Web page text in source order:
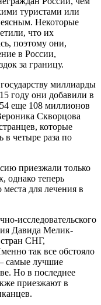
туристами или
Некоторые
что их
поэтому они,
в России,
за границу.
миллиарды
году они добавили в
еще 108 миллионов
Скворцова
которые
в четыре раза по
приезжали только
однако теперь
для лечения в
исследовательского
Давида Мелик-
стран СНГ,
так все обстояло
самые лучшие
Но в последнее
приезжают в